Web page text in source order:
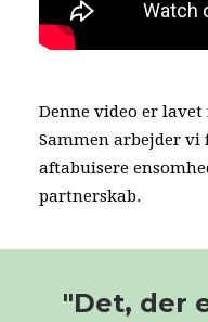
Denne video er lavet
Sammen arbejder vi
aftabuisere
partnerskab.
"Det, der